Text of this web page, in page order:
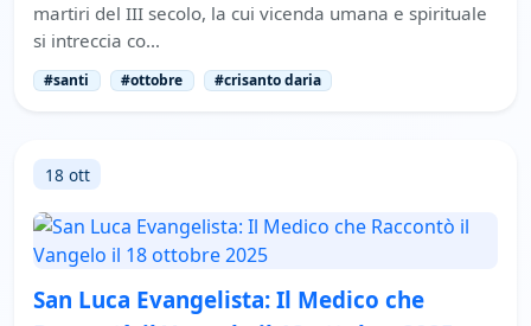
martiri del III secolo, la cui vicenda umana e spirituale
si intreccia co…
#santi #ottobre #crisanto daria
18 ott
San Luca Evangelista: Il Medico che